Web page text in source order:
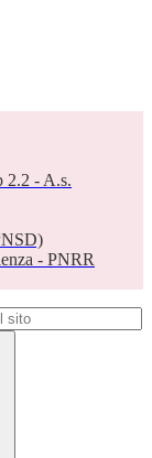
2.2 - A.s.
- PNRR